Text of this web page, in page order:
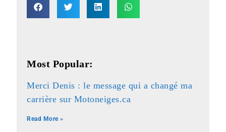
Most Popular:
Merci Denis : le message qui a changé ma
carrière sur Motoneiges.ca
Read More »